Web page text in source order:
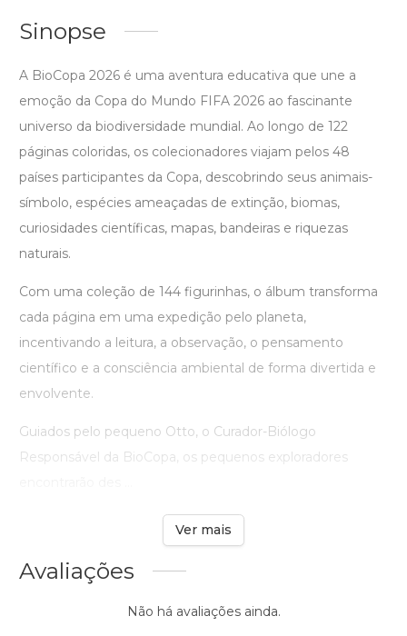
Sinopse
A BioCopa 2026 é uma aventura educativa que une a
emoção da Copa do Mundo FIFA 2026 ao fascinante
universo da biodiversidade mundial. Ao longo de 122
páginas coloridas, os colecionadores viajam pelos 48
países participantes da Copa, descobrindo seus animais-
símbolo, espécies ameaçadas de extinção, biomas,
curiosidades científicas, mapas, bandeiras e riquezas
naturais.
Com uma coleção de 144 figurinhas, o álbum transforma
cada página em uma expedição pelo planeta,
incentivando a leitura, a observação, o pensamento
científico e a consciência ambiental de forma divertida e
envolvente.
Guiados pelo pequeno Otto, o Curador-Biólogo
Responsável da BioCopa, os pequenos exploradores
Ver mais
Avaliações
Não há avaliações ainda.